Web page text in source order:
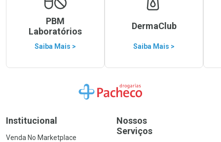
PBM
Laboratórios
Saiba Mais >
DermaClub
Saiba Mais >
Ir para a Home
Institucional
Venda No Marketplace
Nossos
Serviços